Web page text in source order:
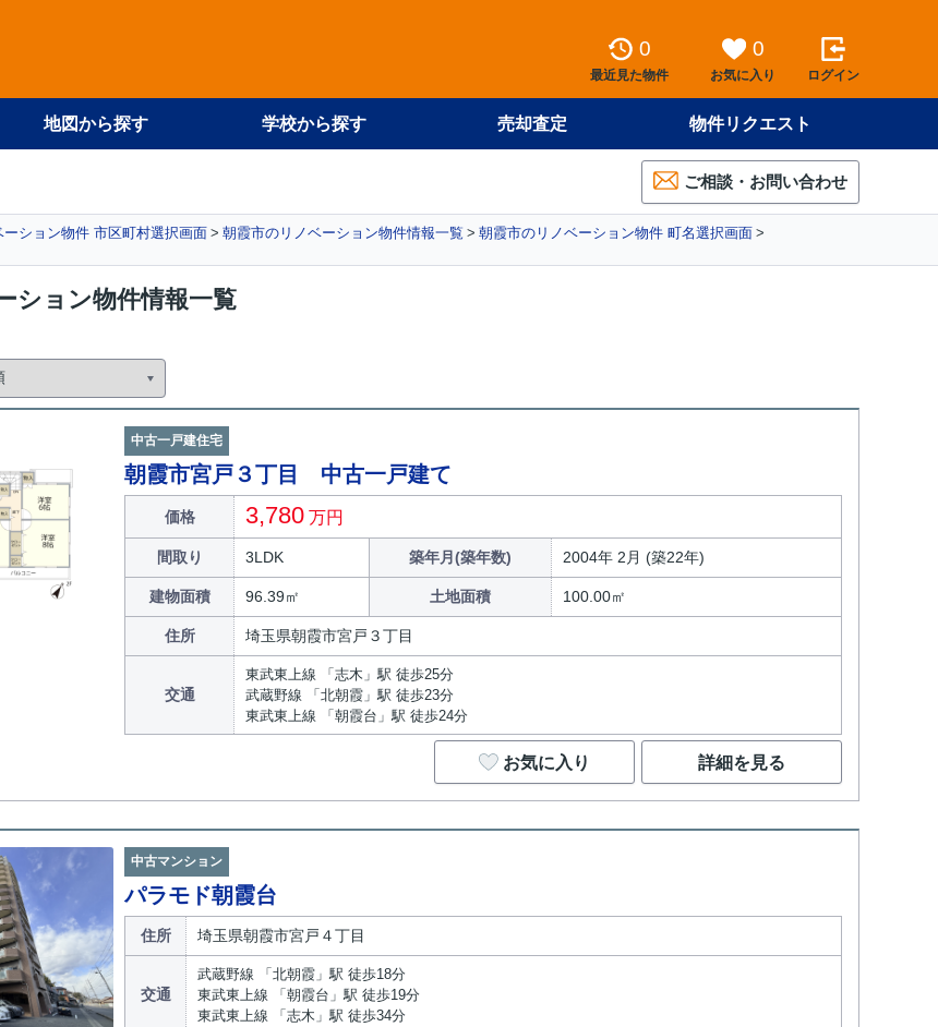
0
最近見た物件
0
お気に入り ログイン
地図から探す 学校から探す 売却査定 物件リクエスト
ご相談・お問い合わせ
ーション物件 市区町村選択画面 朝霞市のリノベーション物件情報一覧
朝霞市のリノベーション物件 町名選択画面
ション物件情報一覧
中古一戸建住宅
朝霞市宮戸３丁目 中古一戸建て
価格 3,780 万円
間取り 3LDK 築年月(築年数) 2004年 2月 (築22年)
建物面積 96.39㎡ 土地面積 100.00㎡
住所 埼玉県朝霞市宮戸３丁目
交通
東武東上線 「志木」駅 徒歩25分
武蔵野線 「北朝霞」駅 徒歩23分
東武東上線 「朝霞台」駅 徒歩24分
お気に入り 詳細を見る
中古マンション
パラモド朝霞台
住所 埼玉県朝霞市宮戸４丁目
交通
武蔵野線 「北朝霞」駅 徒歩18分
東武東上線 「朝霞台」駅 徒歩19分
東武東上線 「志木」駅 徒歩34分